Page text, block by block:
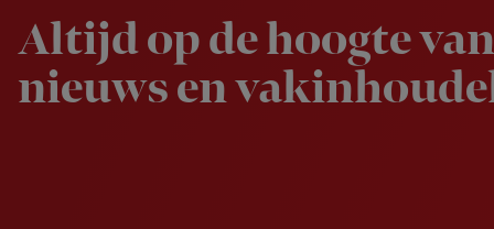
Altijd op de hoogte
nieuws en